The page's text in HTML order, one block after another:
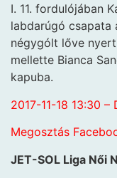
I. 11. fordulójában
labdarúgó csapata
négygólt lőve
mellette Bianca
kapuba.
2017-11-18 13:30
Megosztás
JET-SOL Liga Női